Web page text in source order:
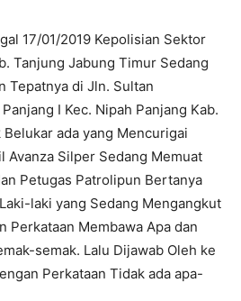
17/01/2019 Kepolisian Sektor
Tanjung Jabung Timur Sedang
Tepatnya di Jln. Sultan
I Kec. Nipah Panjang Kab.
ada yang Mencurigai
Avanza Silper Sedang Memuat
Petugas Patrolipun Bertanya
laki yang Sedang Mengangkut
Perkataan Membawa Apa dan
semak. Lalu Dijawab Oleh ke
Perkataan Tidak ada apa-